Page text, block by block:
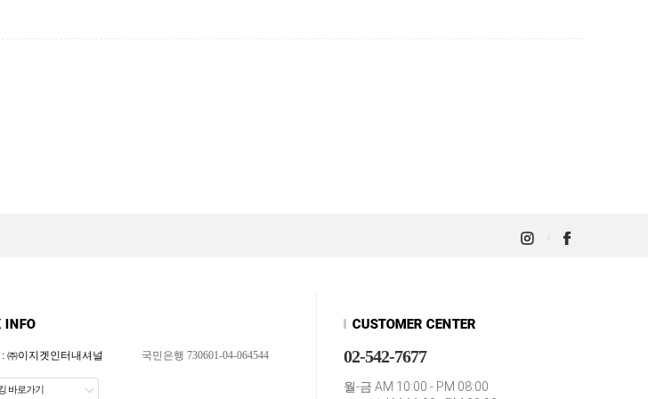
㈜이지겟인터내셔널 국민은행 730601-04-064544
바로가기
02-542-7677
월-금 AM 10:00 - PM 08:00